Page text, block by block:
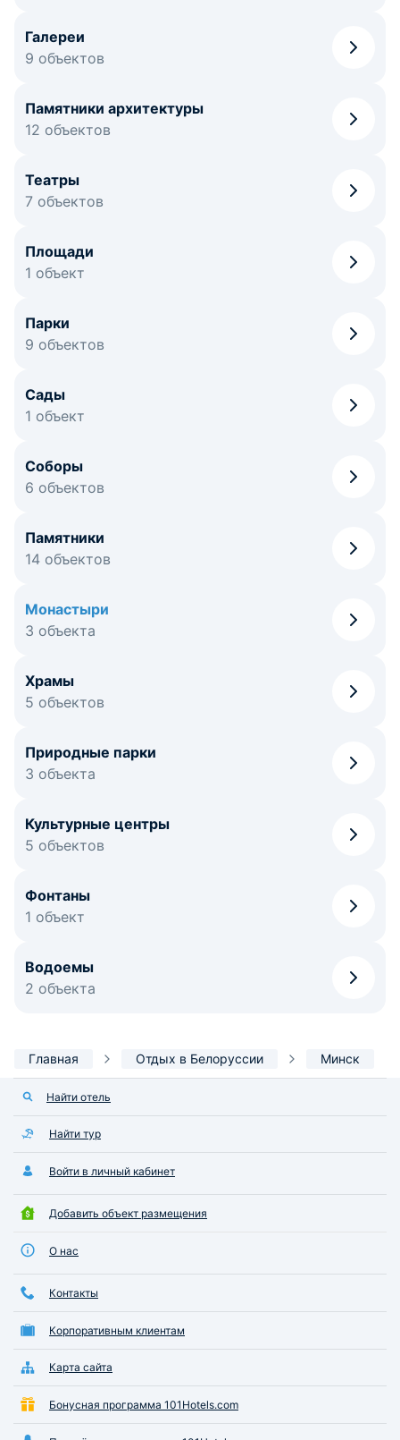
Галереи
9 объектов
Памятники архитектуры
12 объектов
Театры
7 объектов
Площади
1 объект
Парки
9 объектов
Сады
1 объект
Соборы
6 объектов
Памятники
14 объектов
Монастыри
3 объекта
Храмы
5 объектов
Природные парки
3 объекта
Культурные центры
5 объектов
Фонтаны
1 объект
Водоемы
2 объекта
Главная Отдых в Белоруссии Минск
Найти отель
Найти тур
Войти в личный кабинет
Добавить объект размещения
О нас
Контакты
Корпоративным клиентам
Карта сайта
Бонусная программа 101Hotels.com